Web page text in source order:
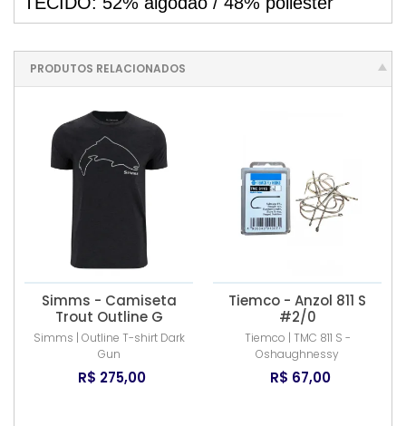
PRODUTOS RELACIONADOS
Simms - Camiseta
Trout Outline G
Simms | Outline T-shirt Dark
Gun
R$ 275,00
Tiemco - Anzol 811 S
#2/0
Tiemco | TMC 811 S -
Oshaughnessy
R$ 67,00